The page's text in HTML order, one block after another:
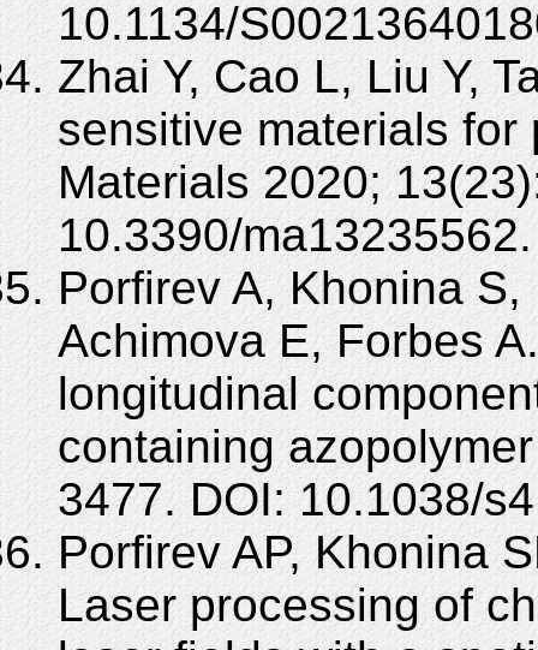
10.1134/
Zhai Y, Cao L, Liu Y,
sensitive materials for
Materials 2020;
10.3390/ma13235562.
Porfirev A, Khonina
Achimova E, Forbes
longitudinal
containing
3477. DOI: 10.1038/
Porfirev AP, Khonina
Laser processing of